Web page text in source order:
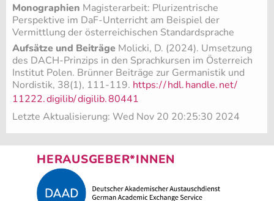
Monographien Magisterarbeit: Plurizentrische
Perspektive im DaF-Unterricht am Beispiel der
Vermittlung der österreichischen Standardsprache
Aufsätze und Beiträge Molicki, D. (2024). Umsetzung
des DACH-Prinzips in den Sprachkursen im Österreich
Institut Polen. Brünner Beiträge zur Germanistik und
Nordistik, 38(1), 111-119. https://hdl.handle.net/
11222.digilib/digilib.80441
Letzte Aktualisierung: Wed Nov 20 20:25:30 2024
HERAUSGEBER*INNEN